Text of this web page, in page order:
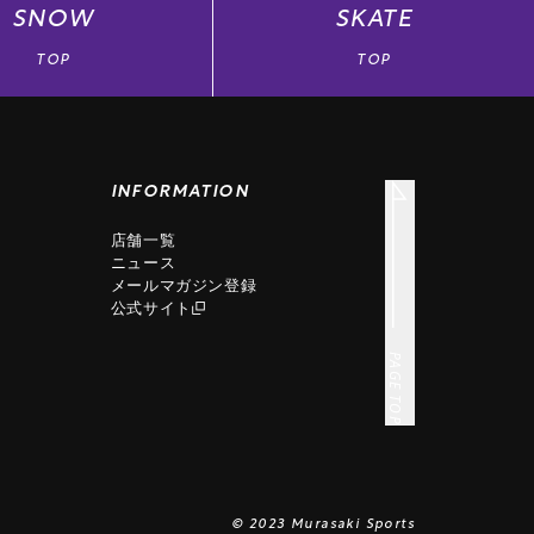
SNOW
TOP
SKATE
TOP
INFORMATION
店舗一覧
ニュース
メールマガジン登録
公式サイト
© 2023 Murasaki Sports